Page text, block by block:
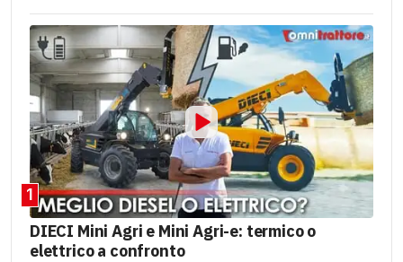
1
DIECI Mini Agri e Mini Agri-e: termico o
elettrico a confronto